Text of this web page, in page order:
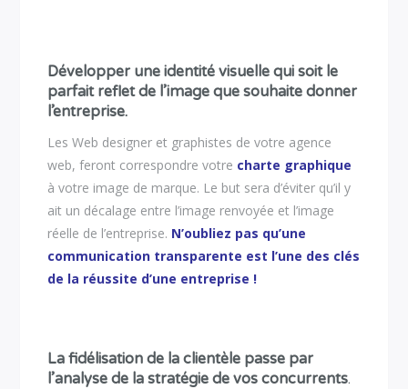
Développer une identité visuelle qui soit le
parfait reflet de l’image que souhaite donner
l’entreprise.
Les Web designer et graphistes de votre agence
web, feront correspondre votre charte graphique
à votre image de marque. Le but sera d’éviter qu’il y
ait un décalage entre l’image renvoyée et l’image
réelle de l’entreprise. N’oubliez pas qu’une
communication transparente est l’une des clés
de la réussite d’une entreprise !
La fidélisation de la clientèle passe par
l’analyse de la stratégie de vos concurrents.